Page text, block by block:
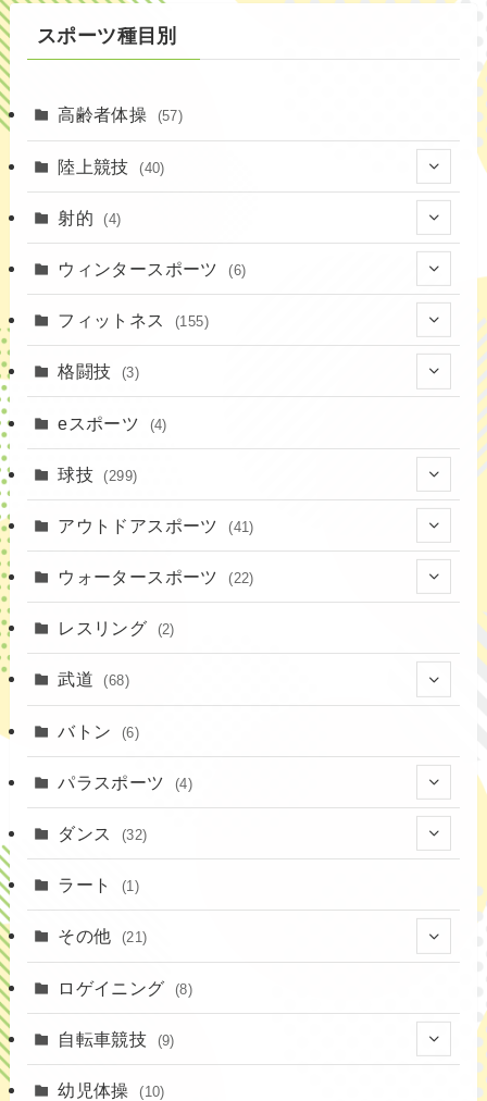
スポーツ種目別
高齢者体操 (57)
陸上競技 (40)
(2)
射的 (4)
(4)
ウィンタースポーツ (6)
(6)
フィットネス (155)
(16)
(37)
(18)
格闘技 (3)
(3)
eスポーツ (4)
球技 (299)
(20)
(14)
(10)
(16)
(12)
(3)
(14)
(4)
(20)
アウトドアスポーツ (41)
(4)
(8)
ウォータースポーツ (22)
(7)
(15)
レスリング (2)
武道 (68)
(23)
(16)
(6)
バトン (6)
パラスポーツ (4)
ダンス (32)
(3)
(2)
ラート (1)
その他 (21)
(4)
ロゲイニング (8)
自転車競技 (9)
幼児体操 (10)